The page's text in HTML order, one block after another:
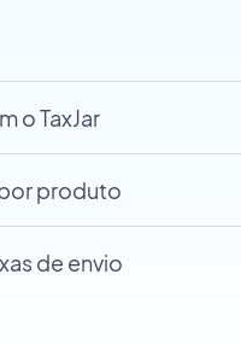
o TaxJar
produto
de envio